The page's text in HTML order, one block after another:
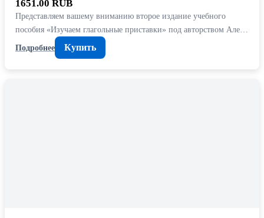
1651.00 RUB
Представляем вашему вниманию второе издание учебного
пособия «Изучаем глагольные приставки» под авторством Але…
Подробнее
Купить